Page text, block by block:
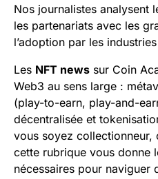
Nos journalistes analysent
les partenariats avec les
l’adoption par les
Les NFT news sur Coin
Web3 au sens large :
(play-to-earn, play-and-
décentralisée et
vous soyez collectionneur,
cette rubrique vous donne
nécessaires pour naviguer